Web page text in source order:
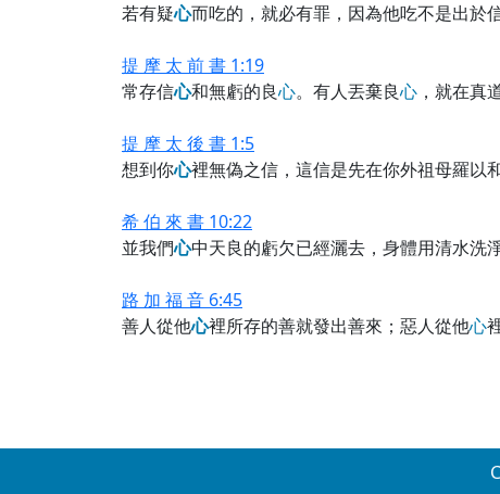
若有疑心而吃的，就必有罪，因為他吃不是出於
提 摩 太 前 書 1:19
常存信心和無虧的良心。有人丟棄良心 ，就在真
提 摩 太 後 書 1:5
想到你心裡無偽之信，這信是先在你外祖母羅以
希 伯 來 書 10:22
並我們心中天良的虧欠已經灑去，身體用清水洗
路 加 福 音 6:45
善人從他心裡所存的善就發出善來；惡人從他心